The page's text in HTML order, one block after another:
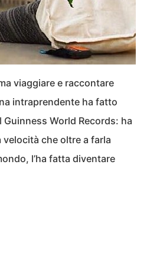
viaggiare e raccontare
intraprendente ha fatto
World Records: ha
che oltre a farla
l’ha fatta diventare